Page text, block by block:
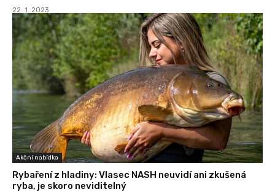
22. 1. 2023
Akční nabídka
Rybaření z hladiny: Vlasec NASH neuvidí ani zkušená
ryba, je skoro neviditelný